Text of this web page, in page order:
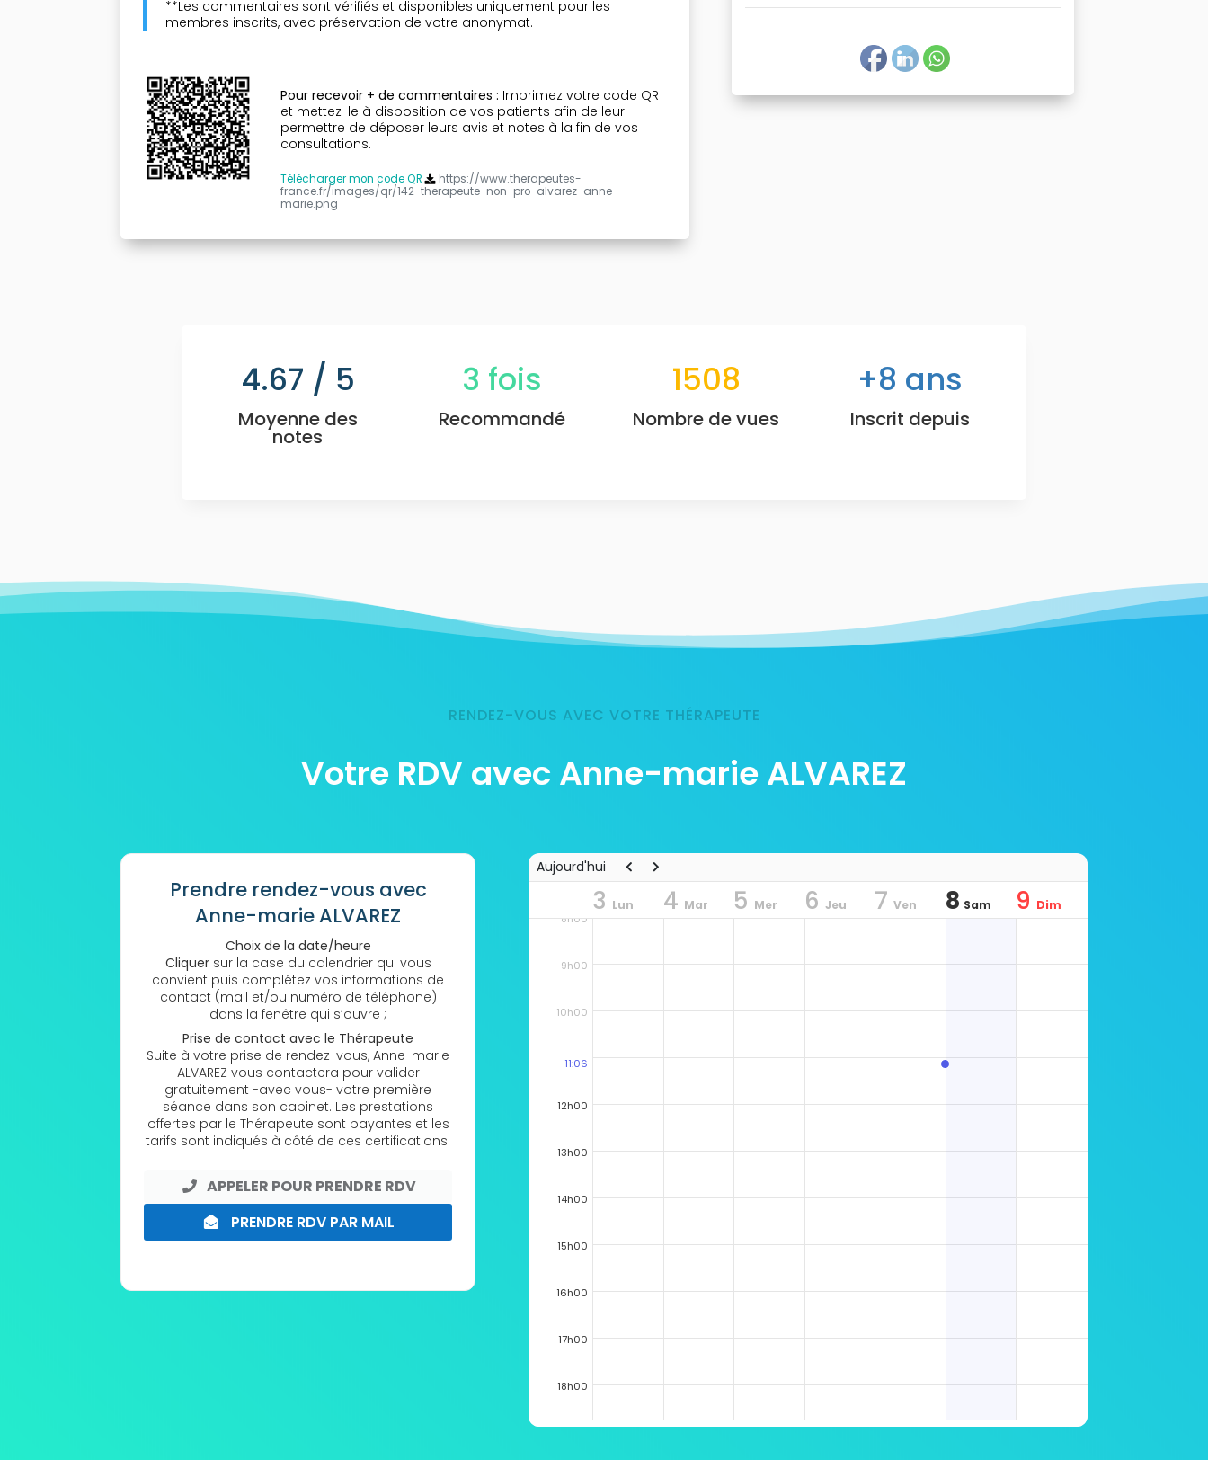
**Les commentaires sont vérifiés et disponibles uniquement pour les
membres inscrits, avec préservation de votre anonymat.
Pour recevoir + de commentaires : Imprimez votre code QR
et mettez-le à disposition de vos patients afin de leur
permettre de déposer leurs avis et notes à la fin de vos
consultations.
Télécharger mon code QR
https://www.therapeutes-
france.fr/images/qr/142-therapeute-non-pro-alvarez-anne-
marie.png
4.67 / 5
Moyenne des
notes
3 fois
Recommandé
1508
Nombre de vues
8 ans
Inscrit depuis
RENDEZ-VOUS AVEC VOTRE THÉRAPEUTE
Votre RDV avec Anne-marie ALVAREZ
Prendre rendez-vous avec
Anne-marie ALVAREZ
Choix de la date/heure
Cliquersur la case du calendrier qui vous
convient puis complétez vos informations de
contact (mail et/ou numéro de téléphone)
dans la fenêtre qui s’ouvre ;
Prise de contact avec le Thérapeute
Suite à votre prise de rendez-vous, Anne-marie
ALVAREZ vous contactera pour valider
gratuitement -avec vous- votre première
séance dans son cabinet. Les prestations
offertes par le Thérapeute sont payantes et les
tarifs sont indiqués à côté de ces certifications.
APPELER POUR PRENDRE RDV
PRENDRE RDV PAR MAIL
Aujourd'hui
3 Lun 4 Mar 5 Mer 6 Jeu 7 Ven 8 Sam 9 Dim
8h00
9h00
10h00
12h00
13h00
14h00
15h00
16h00
17h00
18h00
11:06